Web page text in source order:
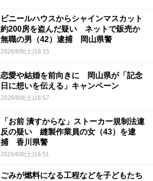
ビニールハウスからシャインマスカット
約200房を盗んだ疑い ネットで販売か
無職の男（42）逮捕 岡山県警
2026/8/8(土)18:15
恋愛や結婚を前向きに 岡山県が「記念
日に想いを伝える」キャンペーン
2026/8/8(土)16:57
「お前 潰すからな」ストーカー規制法違
反の疑い 縫製作業員の女（43）を逮
捕 香川県警
2026/8/8(土)16:51
ごみが燃料になる工程などを子どもたち